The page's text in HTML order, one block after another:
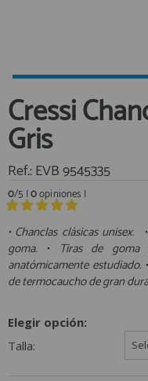
Libros
Mantenimiento y
Motores
Navegacion
Neveras y Termos
Seguridad
Vela y Maniobra
Tiempo Libre
Área
Regístrate y
Únete ya a los mas
Cressi
Gris
Ref.: EVB 9545335
0/5 |0opiniones |
• Chanclas clásicas
goma. • Tiras de
anatómicamente estudiado.
de termocaucho de gran
Elegir opción:
Talla: